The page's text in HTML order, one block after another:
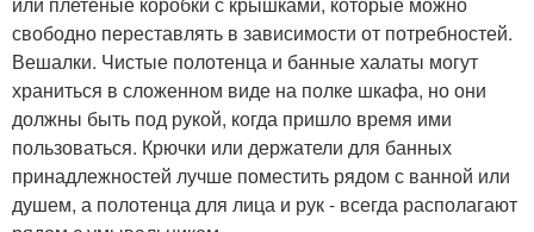
свободно переставлять в зависимости от потребностей.
Вешалки. Чистые полотенца и банные халаты могут
храниться в сложенном виде на полке шкафа, но они
должны быть под рукой, когда пришло время ими
пользоваться. Крючки или держатели для банных
принадлежностей лучше поместить рядом с ванной или
душем, а полотенца для лица и рук - всегда располагают